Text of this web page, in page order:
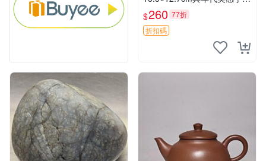
紙 古早味 糕點紙 手工紙
$260 77折
折扣碼